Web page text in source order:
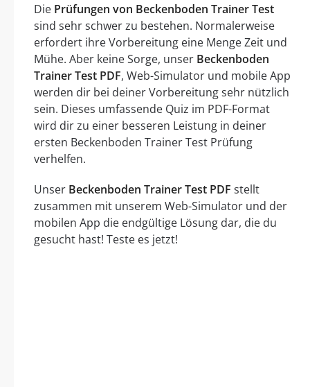
Die Prüfungen von Beckenboden Trainer Test
sind sehr schwer zu bestehen. Normalerweise
erfordert ihre Vorbereitung eine Menge Zeit und
Mühe. Aber keine Sorge, unser Beckenboden
Trainer Test PDF, Web-Simulator und mobile App
werden dir bei deiner Vorbereitung sehr nützlich
sein. Dieses umfassende Quiz im PDF-Format
wird dir zu einer besseren Leistung in deiner
ersten Beckenboden Trainer Test Prüfung
verhelfen.
Unser Beckenboden Trainer Test PDF stellt
zusammen mit unserem Web-Simulator und der
mobilen App die endgültige Lösung dar, die du
gesucht hast! Teste es jetzt!